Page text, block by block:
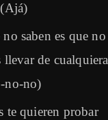
saben es que no
llevar de cualquiera
no-no)
te quieren probar